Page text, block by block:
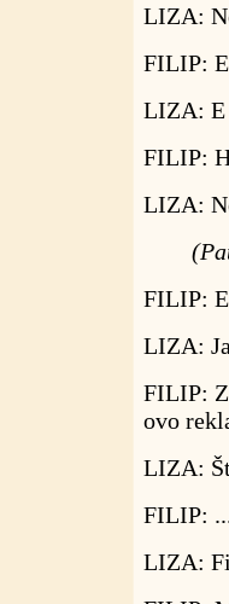
LIZA:
FILIP:
LIZA: E
FILIP:
LIZA:
FILIP:
LIZA:
FILIP:
ovo
LIZA:
FILIP:
LIZA: